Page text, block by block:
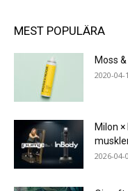
MEST POPULÄRA
Moss
2020-04-
Milon
2026-04-